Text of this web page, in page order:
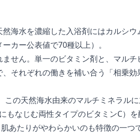
海水を濃縮した入浴剤にはカルシウ
カー公表値で70種以上）。
せん。単一のビタミン剤と、マルチ
それぞれの働きを補い合う「相乗効
の天然海水由来のマルチミネラル
もなじむ両性タイプのビタミンC）を
あたりがやわらかいのも特徴の一つ